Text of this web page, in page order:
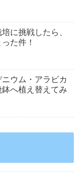
に挑戦したら、
た件！
ウム・アラビカ
へ植え替えてみ